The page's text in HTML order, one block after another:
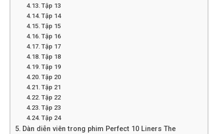
Tập 13
Tập 14
Tập 15
Tập 16
Tập 17
Tập 18
Tập 19
Tập 20
Tập 21
Tập 22
Tập 23
Tập 24
Dàn diễn viên trong phim Perfect 10 Liners The